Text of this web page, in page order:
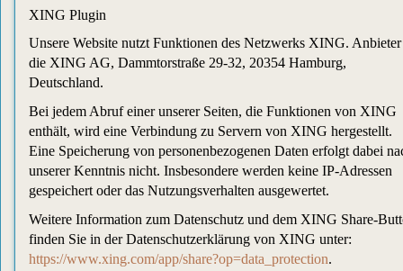
XING Plugin
Unsere Website nutzt Funktionen des Netzwerks XING.
die XING AG, Dammtorstraße 29-32, 20354 Hamburg,
Deutschland.
Bei jedem Abruf einer unserer Seiten, die Funktionen von XING
enthält, wird eine Verbindung zu Servern von XING hergestellt.
Eine Speicherung von personenbezogenen Daten erfolgt dabei
unserer Kenntnis nicht. Insbesondere werden keine IP-Adressen
gespeichert oder das Nutzungsverhalten ausgewertet.
Weitere Information zum Datenschutz und dem XING Share-
finden Sie in der Datenschutzerklärung von XING unter:
https://www.xing.com/app/share?op=data_protection.